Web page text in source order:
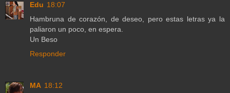
Edu 18:07
Hambruna de corazón, de deseo, pero estas letras ya la
paliaron un poco, en espera.
Un Beso
Responder
MA 18:12